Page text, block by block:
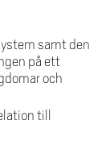
samt den
på ett
och
till